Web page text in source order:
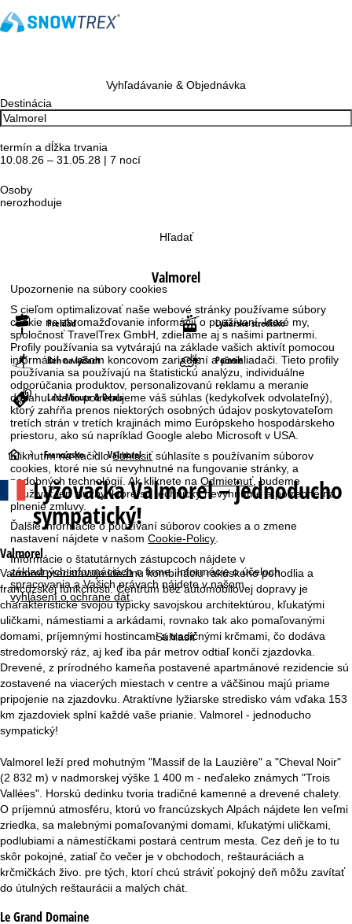
Upozornenie na súbory cookies
S cieľom optimalizovať naše webové stránky používame súbory
cookie na zhromažďovanie informácií o používaní, ktoré my,
spoločnosť TravelTrex GmbH, zdieľame aj s našimi partnermi.
Profily používania sa vytvárajú na základe vašich aktivít pomocou
informácií o vašom koncovom zariadení a prehliadači. Tieto profily
používania sa používajú na štatistickú analýzu, individuálne
odporúčania produktov, personalizovanú reklamu a meranie
dosahu. Na to potrebujeme váš súhlas (kedykoľvek odvolateľný),
ktorý zahŕňa prenos niektorých osobných údajov poskytovateľom
tretích strán v tretích krajinách mimo Európskeho hospodárskeho
priestoru, ako sú napríklad Google alebo Microsoft v USA.
Kliknutím na tlačidloSúhlasiťsúhlasíte s používaním súborov
cookies, ktoré nie sú nevyhnutné na fungovanie stránky, a
podobných technológií. Ak kliknete naOdmietnuť, budeme
používať len služby, ktoré sú technicky nevyhnutné a potrebné na
plnenie zmluvy.
Ďalšie informácie o používaní súborov cookies a o zmene
nastavení nájdete v našomCookie-Policy
Informácie o štatutárnych zástupcoch nájdete v
základných informáciácho firme. Informácie o účeloch
spracovania a Vašich právach nájdete v našom
vyhlásení o ochrane dát.
Súhlasiť
Vyhľadávanie & Objednávka
Destinácia
termín a dĺžka trvania
10.08.26 – 31.05.28 | 7 nocí
Osoby
nerozhoduje
Hľadať
Valmorel
Prehľad Lyžiarske stredisko
Beh na lyžiach Počasie
Last-Minute & Deals
H
l
v
n
s
t
r
n
k
a
Francúzsko Valmorel
LyžovačkaValmorel – jednoducho
sympatický!
Valmorel
Valmorel predstavuje ideálnu kombináciu rakúskeho pohodlia a
francúzskej funkčnosti. Centrum bez automobilovej dopravy je
charakteristické svojou typicky savojskou architektúrou, kľukatými
uličkami, námestiami a arkádami, rovnako tak ako pomaľovanými
domami, príjemnými hostincami a tradičnými krčmami, čo dodáva
stredomorský ráz, aj keď iba pár metrov odtiaľ končí zjazdovka.
Drevené, z prírodného kameňa postavené apartmánové rezidencie sú
zostavené na viacerých miestach v centre a väčšinou majú priame
pripojenie na zjazdovku. Atraktívne lyžiarske stredisko vám vďaka 153
km zjazdoviek splní každé vaše prianie. Valmorel - jednoducho
sympatický!
Valmorel leží pred mohutným "Massif de la Lauzière" a "Cheval Noir"
(2 832 m) v nadmorskej výške 1 400 m - neďaleko známych "Trois
Vallées". Horskú dedinku tvoria tradičné kamenné a drevené chalety.
O príjemnú atmosféru, ktorú vo francúzskych Alpách nájdete len veľmi
zriedka, sa malebnými pomaľovanými domami, kľukatými uličkami,
podlubiami a námestíčkami postará centrum mesta. Cez deň je to tu
skôr pokojné, zatiaľ čo večer je v obchodoch, reštauráciách a
krčmičkách živo. pre tých, ktorí chcú stráviť pokojný deň môžu zavítať
do útulných reštaurácii a malých chát.
Le Grand Domaine